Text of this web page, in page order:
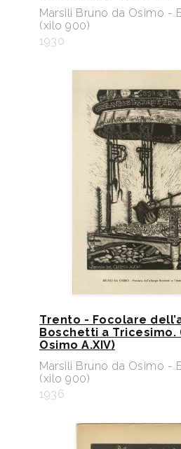
Marsili Bruno da Osimo -
(xilo 900)
1930
Trento - Focolare
Boschetti a Tricesimo.
Osimo A.XIV)
Marsili Bruno da Osimo -
(xilo 900)
1936